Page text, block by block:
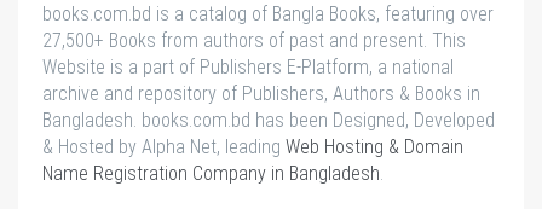
books.com.bd is a catalog of Bangla Books, featuring over
27,500+ Books from authors of past and present. This
Website is a part of Publishers E-Platform, a national
archive and repository of Publishers, Authors & Books in
Bangladesh. books.com.bd has been Designed, Developed
& Hosted by Alpha Net, leading Web Hosting & Domain
Name Registration Company in Bangladesh